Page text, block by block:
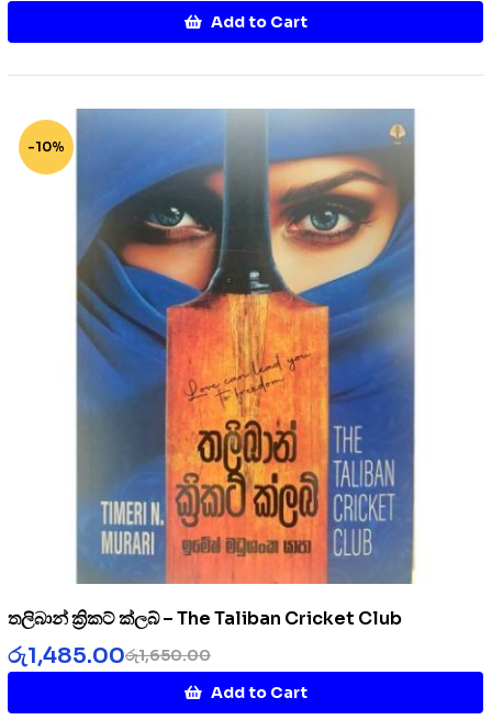
Add to Cart
-10%
තලිබාන් ක්‍රිකට් ක්ලබ් – The Taliban Cricket Club
රු1,650.00
රු1,485.00
Add to Cart